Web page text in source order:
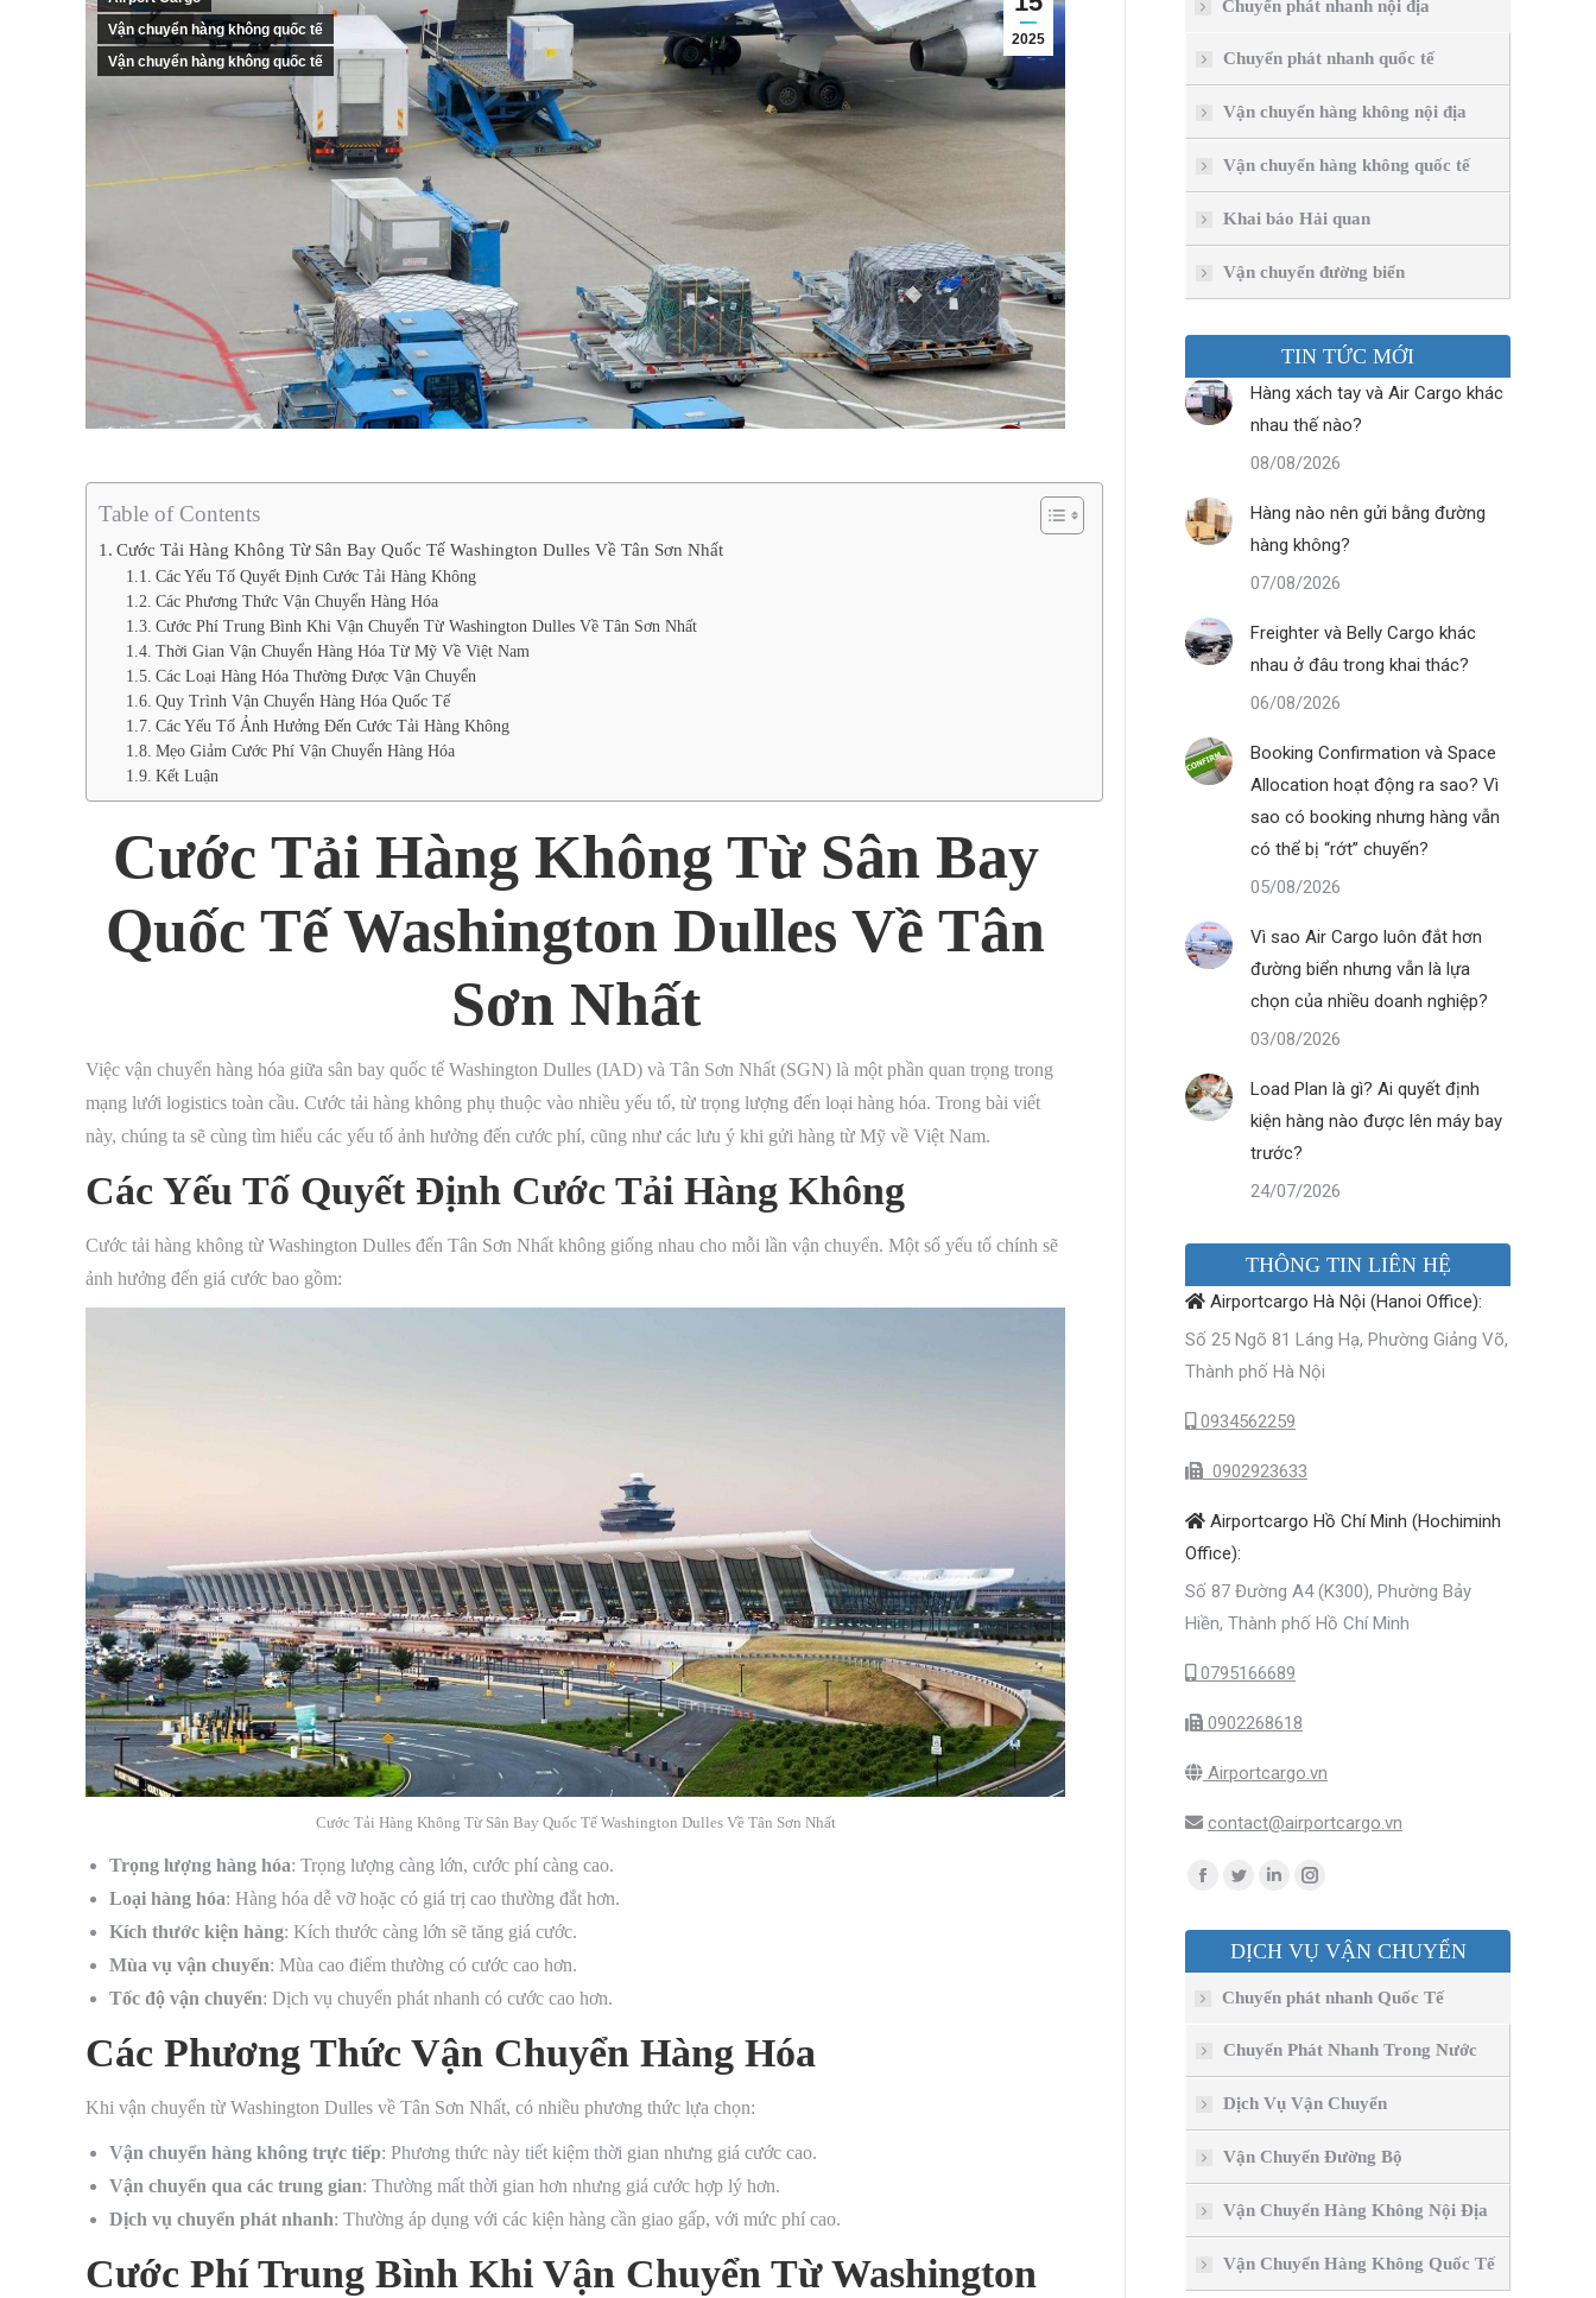
2025
Vận chuyển hàng không quốc tế
Vận chuyển hàng không quốc tế
Table of Contents
Cước Tải Hàng Không Từ Sân Bay Quốc Tế Washington Dulles Về Tân Sơn Nhất
Các Yếu Tố Quyết Định Cước Tải Hàng Không
Các Phương Thức Vận Chuyển Hàng Hóa
Cước Phí Trung Bình Khi Vận Chuyển Từ Washington Dulles Về Tân Sơn Nhất
Thời Gian Vận Chuyển Hàng Hóa Từ Mỹ Về Việt Nam
Các Loại Hàng Hóa Thường Được Vận Chuyển
Quy Trình Vận Chuyển Hàng Hóa Quốc Tế
Các Yếu Tố Ảnh Hưởng Đến Cước Tải Hàng Không
Mẹo Giảm Cước Phí Vận Chuyển Hàng Hóa
Kết Luận
Cước Tải Hàng Không Từ Sân Bay
Quốc Tế Washington Dulles Về Tân
Sơn Nhất
Việc vận chuyển hàng hóa giữa sân bay quốc tế Washington Dulles (IAD) và Tân Sơn Nhất (SGN) là một phần quan trọng trong
mạng lưới logistics toàn cầu. Cước tải hàng không phụ thuộc vào nhiều yếu tố, từ trọng lượng đến loại hàng hóa. Trong bài viết
này, chúng ta sẽ cùng tìm hiểu các yếu tố ảnh hưởng đến cước phí, cũng như các lưu ý khi gửi hàng từ Mỹ về Việt Nam.
Các Yếu Tố Quyết Định Cước Tải Hàng Không
Cước tải hàng không từ Washington Dulles đến Tân Sơn Nhất không giống nhau cho mỗi lần vận chuyển. Một số yếu tố chính sẽ
ảnh hưởng đến giá cước bao gồm:
Cước Tải Hàng Không Từ Sân Bay Quốc Tế Washington Dulles Về Tân Sơn Nhất
Trọng lượng hàng hóa: Trọng lượng càng lớn, cước phí càng cao.
Loại hàng hóa: Hàng hóa dễ vỡ hoặc có giá trị cao thường đắt hơn.
Kích thước kiện hàng: Kích thước càng lớn sẽ tăng giá cước.
Mùa vụ vận chuyển: Mùa cao điểm thường có cước cao hơn.
Tốc độ vận chuyển: Dịch vụ chuyển phát nhanh có cước cao hơn.
Các Phương Thức Vận Chuyển Hàng Hóa
Khi vận chuyển từ Washington Dulles về Tân Sơn Nhất, có nhiều phương thức lựa chọn:
Vận chuyển hàng không trực tiếp: Phương thức này tiết kiệm thời gian nhưng giá cước cao.
Vận chuyển qua các trung gian: Thường mất thời gian hơn nhưng giá cước hợp lý hơn.
Dịch vụ chuyển phát nhanh: Thường áp dụng với các kiện hàng cần giao gấp, với mức phí cao.
Cước Phí Trung Bình Khi Vận Chuyển Từ Washington
Chuyển phát nhanh nội địa
Chuyển phát nhanh quốc tế
Vận chuyển hàng không nội địa
Vận chuyển hàng không quốc tế
Khai báo Hải quan
Vận chuyển đường biển
TIN TỨC MỚI
Hàng xách tay và Air Cargo khác
nhau thế nào?
08/08/2026
Hàng nào nên gửi bằng đường
hàng không?
07/08/2026
Freighter và Belly Cargo khác
nhau ở đâu trong khai thác?
06/08/2026
Booking Confirmation và Space
Allocation hoạt động ra sao? Vì
sao có booking nhưng hàng vẫn
có thể bị “rớt” chuyến?
05/08/2026
Vì sao Air Cargo luôn đắt hơn
đường biển nhưng vẫn là lựa
chọn của nhiều doanh nghiệp?
03/08/2026
Load Plan là gì? Ai quyết định
kiện hàng nào được lên máy bay
trước?
24/07/2026
THÔNG TIN LIÊN HỆ
Airportcargo Hà Nội (Hanoi Office):
Số 25 Ngõ 81 Láng Hạ, Phường Giảng Võ,
Thành phố Hà Nội
0934562259
0902923633
Airportcargo Hồ Chí Minh (Hochiminh
Office):
Số 87 Đường A4 (K300), Phường Bảy
Hiền, Thành phố Hồ Chí Minh
0795166689
0902268618
Airportcargo.vn
contact@airportcargo.vn
Find us on:
Facebook
opens
window
Twitter
opens
new
window
Linkedin
opens
new
window
Instagram
opens
window
DỊCH VỤ VẬN CHUYỂN
Chuyển phát nhanh Quốc Tế
Chuyển Phát Nhanh Trong Nước
Dịch Vụ Vận Chuyển
Vận Chuyển Đường Bộ
Vận Chuyển Hàng Không Nội Địa
Vận Chuyển Hàng Không Quốc Tế